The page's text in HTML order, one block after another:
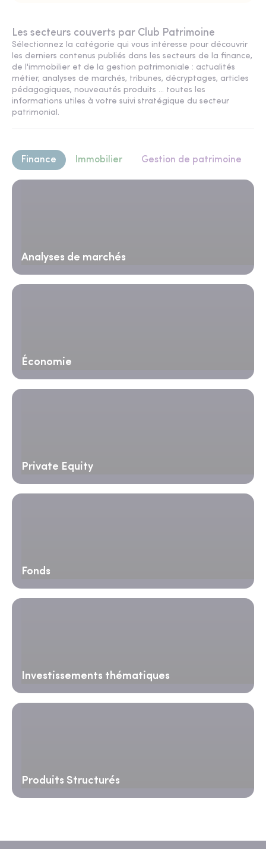
Les secteurs couverts par Club Patrimoine
Sélectionnez la catégorie qui vous intéresse pour découvrir
les derniers contenus publiés dans les secteurs de la finance,
de l'immobilier et de la gestion patrimoniale : actualités
métier, analyses de marchés, tribunes, décryptages, articles
pédagogiques, nouveautés produits ... toutes les
informations utiles à votre suivi stratégique du secteur
patrimonial.
Finance Immobilier Gestion de patrimoine
Analyses de marchés
Économie
Private Equity
Fonds
Investissements thématiques
Produits Structurés